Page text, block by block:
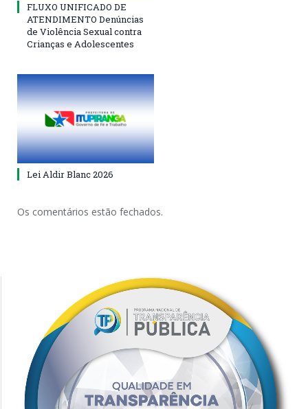
FLUXO UNIFICADO DE
ATENDIMENTO Denúncias
de Violência Sexual contra
Crianças e Adolescentes
Lei Aldir Blanc 2026
Os comentários estão fechados.